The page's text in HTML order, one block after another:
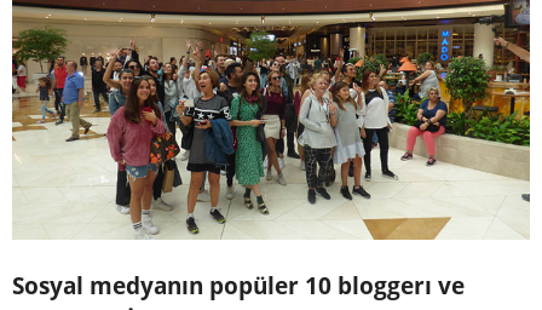
Sosyal medyanın popüler 10 bloggerı ve